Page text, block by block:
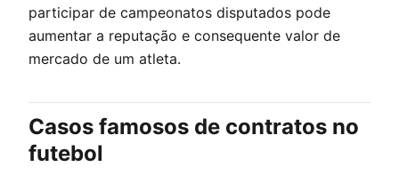
participar de campeonatos disputados pode
aumentar a reputação e consequente valor de
mercado de um atleta.
Casos famosos de contratos no
futebol